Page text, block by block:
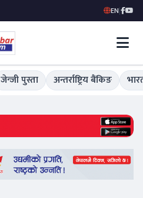
EN|
जेन्जी पुस्ता अन्तर्राष्ट्रिय बैंकिङ